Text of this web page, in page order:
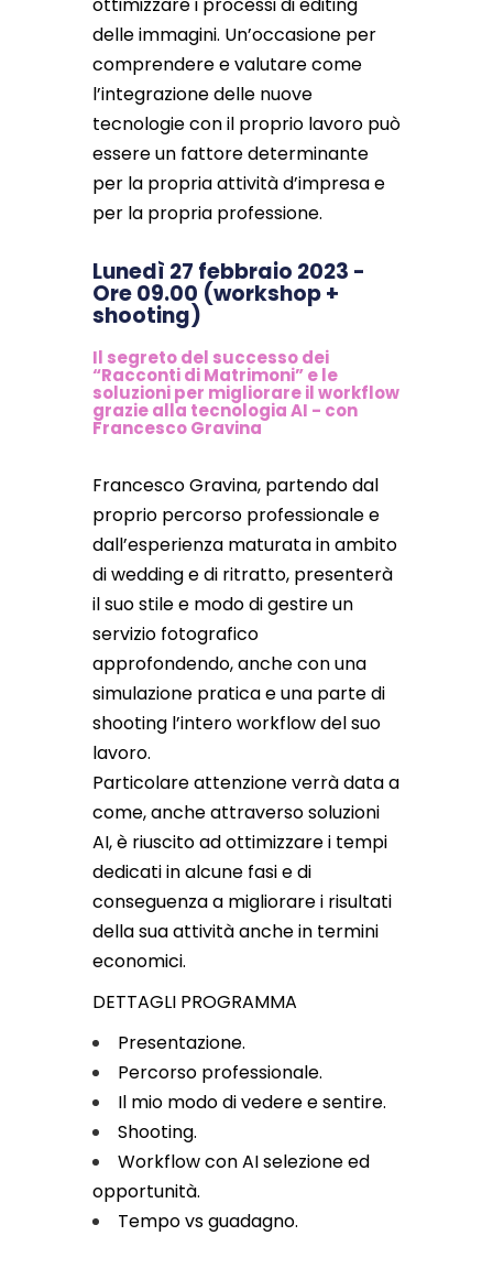
delle immagini. Un’occasione per
comprendere e valutare come
l’integrazione delle nuove
tecnologie con il proprio lavoro può
essere un fattore determinante
per la propria attività d’impresa e
per la propria professione.
Lunedì 27 febbraio 2023 -
Ore 09.00 (workshop +
shooting)
Il segreto del successo dei
“Racconti di Matrimoni” e le
soluzioni per migliorare il workflow
grazie alla tecnologia AI - con
Francesco Gravina
Francesco Gravina, partendo dal
proprio percorso professionale e
dall’esperienza maturata in ambito
di wedding e di ritratto, presenterà
il suo stile e modo di gestire un
servizio fotografico
approfondendo, anche con una
simulazione pratica e una parte di
shooting l’intero workflow del suo
lavoro.
Particolare attenzione verrà data a
come, anche attraverso soluzioni
AI, è riuscito ad ottimizzare i tempi
dedicati in alcune fasi e di
conseguenza a migliorare i risultati
della sua attività anche in termini
economici.
DETTAGLI PROGRAMMA
Presentazione.
Percorso professionale.
Il mio modo di vedere e sentire.
Shooting.
Workflow con AI selezione ed
opportunità.
Tempo vs guadagno.